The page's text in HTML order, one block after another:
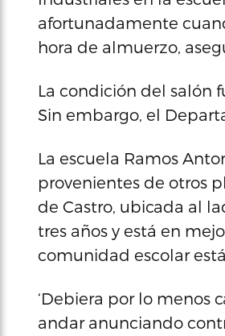
afortunadamente
hora de almuerzo,
La condición del salón
Sin embargo, el
La escuela Ramos
provenientes de otros
de Castro, ubicada al
tres años y está en
comunidad escolar
‘Debiera por lo menos
andar anunciando